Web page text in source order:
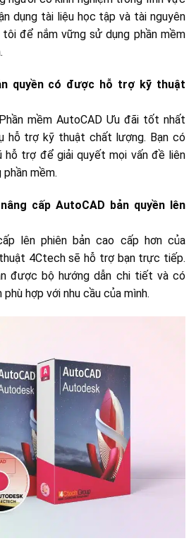
dụng tài liệu học tập và tài nguyên
để nắm vững sử dụng phần mềm
quyền có được hỗ trợ kỹ thuật
mềm AutoCAD Ưu đãi tốt nhất
hỗ trợ kỹ thuật chất lượng. Bạn có
hỗ trợ để giải quyết mọi vấn đề liên
mềm.
cấp AutoCAD bản quyền lên
lên phiên bản cao cấp hơn của
4Ctech sẽ hỗ trợ bạn trực tiếp.
được bộ hướng dẫn chi tiết và có
hợp với nhu cầu của mình.